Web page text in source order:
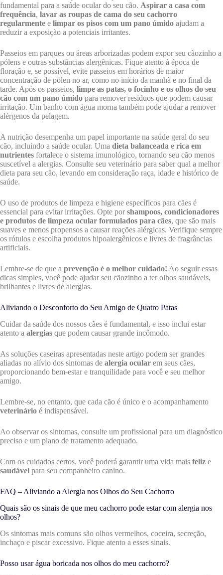
fundamental para a saúde ocular do seu cão. Aspirar a casa com
frequência, lavar as roupas de cama do seu cachorro
regularmente e limpar os pisos com um pano úmido ajudam a
reduzir a exposição a potenciais irritantes.
Passeios em parques ou áreas arborizadas podem expor seu cãozinho a
pólens e outras substâncias alergênicas. Fique atento à época de
floração e, se possível, evite passeios em horários de maior
concentração de pólen no ar, como no início da manhã e no final da
tarde. Após os passeios, limpe as patas, o focinho e os olhos do seu
cão com um pano úmido para remover resíduos que podem causar
irritação. Um banho com água morna também pode ajudar a remover
alérgenos da pelagem.
A nutrição desempenha um papel importante na saúde geral do seu
cão, incluindo a saúde ocular. Uma dieta balanceada e rica em
nutrientes fortalece o sistema imunológico, tornando seu cão menos
suscetível a alergias. Consulte seu veterinário para saber qual a melhor
dieta para seu cão, levando em consideração raça, idade e histórico de
saúde.
O uso de produtos de limpeza e higiene específicos para cães é
essencial para evitar irritações. Opte porshampoos, condicionadores
e produtos de limpeza ocular formulados para cães, que são mais
suaves e menos propensos a causar reações alérgicas. Verifique sempre
os rótulos e escolha produtos hipoalergênicos e livres de fragrâncias
artificiais.
Lembre-se de que a prevenção é o melhor cuidado! Ao seguir essas
dicas simples, você pode ajudar seu cãozinho a ter olhos saudáveis,
brilhantes e livres de alergias.
Aliviando o Desconforto do Seu Amigo de Quatro Patas
Cuidar da saúde dos nossos cães é fundamental, e isso inclui estar
atento a alergias que podem causar grande incômodo.
As soluções caseiras apresentadas neste artigo podem ser grandes
aliadas no alívio dos sintomas de alergia ocular em seus cães,
proporcionando bem-estar e tranquilidade para você e seu melhor
amigo.
Lembre-se, no entanto, que cada cão é único e o acompanhamento
veterinário é indispensável.
Ao observar os sintomas, consulte um profissional para um diagnóstico
preciso e um plano de tratamento adequado.
Com os cuidados certos, você poderá garantir uma vida mais feliz e
saudável para seu companheiro canino.
FAQ – Aliviando a Alergia nos Olhos do Seu Cachorro
Quais são os sinais de que meu cachorro pode estar com alergia nos
olhos?
Os sintomas mais comuns são olhos vermelhos, coceira, secreção,
inchaço e piscar excessivo. Fique atento a esses sinais.
Posso usar água boricada nos olhos do meu cachorro?